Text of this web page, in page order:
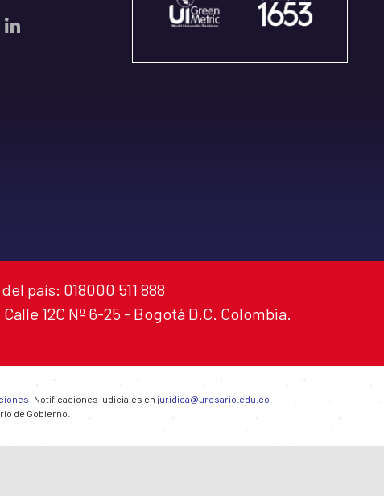
país: 018000 511 888
12C Nº 6-25 - Bogotá D.C. Colombia.
| Notificaciones judiciales en juridica@urosario.edu.co
de Gobierno.